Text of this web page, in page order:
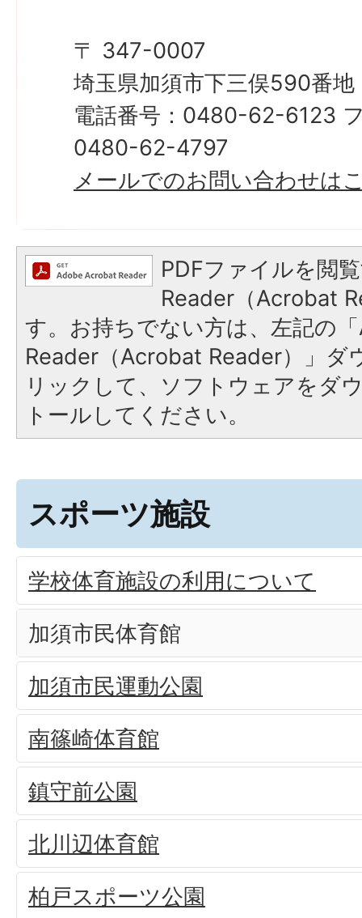
〒 347-0007
埼玉県加須市下三俣590番地
電話番号：0480-62-6123
0480-62-4797
メールでのお問い合わせは
PDFファイルを閲
Reader（Acrobat
す。お持ちでない方は、左記の
Reader（Acrobat Reader）」ダ
リックして、ソフトウェアをダ
トールしてください。
スポーツ施設
学校体育施設の利用について
加須市民体育館
加須市民運動公園
南篠崎体育館
鎮守前公園
北川辺体育館
柏戸スポーツ公園